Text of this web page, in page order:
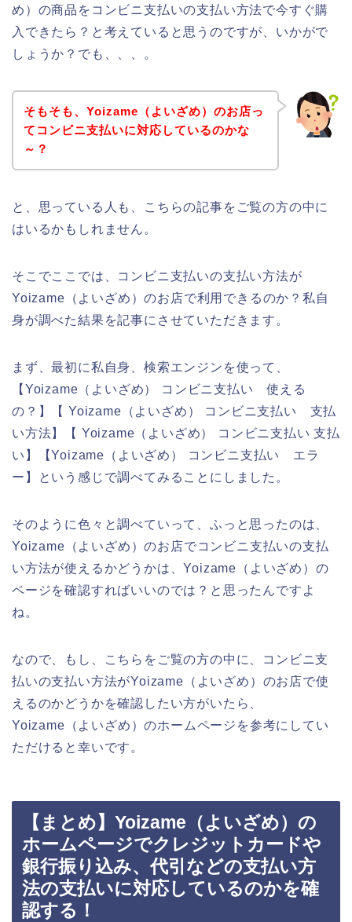
め）の商品をコンビニ支払いの支払い方法で今すぐ購
入できたら？と考えていると思うのですが、いかがで
しょうか？でも、、、。
そもそも、Yoizame（よいざめ）のお店っ
てコンビニ支払いに対応しているのかな
～？
と、思っている人も、こちらの記事をご覧の方の中に
はいるかもしれません。
そこでここでは、コンビニ支払いの支払い方法が
Yoizame（よいざめ）のお店で利用できるのか？私自
身が調べた結果を記事にさせていただきます。
まず、最初に私自身、検索エンジンを使って、
【Yoizame（よいざめ） コンビニ支払い 使える
の？】【 Yoizame（よいざめ） コンビニ支払い 支払
い方法】【 Yoizame（よいざめ） コンビニ支払い 支払
い】【Yoizame（よいざめ） コンビニ支払い エラ
ー】という感じで調べてみることにしました。
そのように色々と調べていって、ふっと思ったのは、
Yoizame（よいざめ）のお店でコンビニ支払いの支払
い方法が使えるかどうかは、Yoizame（よいざめ）の
ページを確認すればいいのでは？と思ったんですよ
ね。
なので、もし、こちらをご覧の方の中に、コンビニ支
払いの支払い方法がYoizame（よいざめ）のお店で使
えるのかどうかを確認したい方がいたら、
Yoizame（よいざめ）のホームページを参考にしてい
ただけると幸いです。
【まとめ】Yoizame（よいざめ）の
ホームページでクレジットカードや
銀行振り込み、代引などの支払い方
法の支払いに対応しているのかを確
認する！